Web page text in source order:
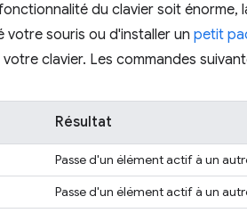
du clavier soit
souris ou d'installer un petit
clavier. Les commandes
Résultat
Passe d'un élément actif à un
Passe d'un élément actif à un